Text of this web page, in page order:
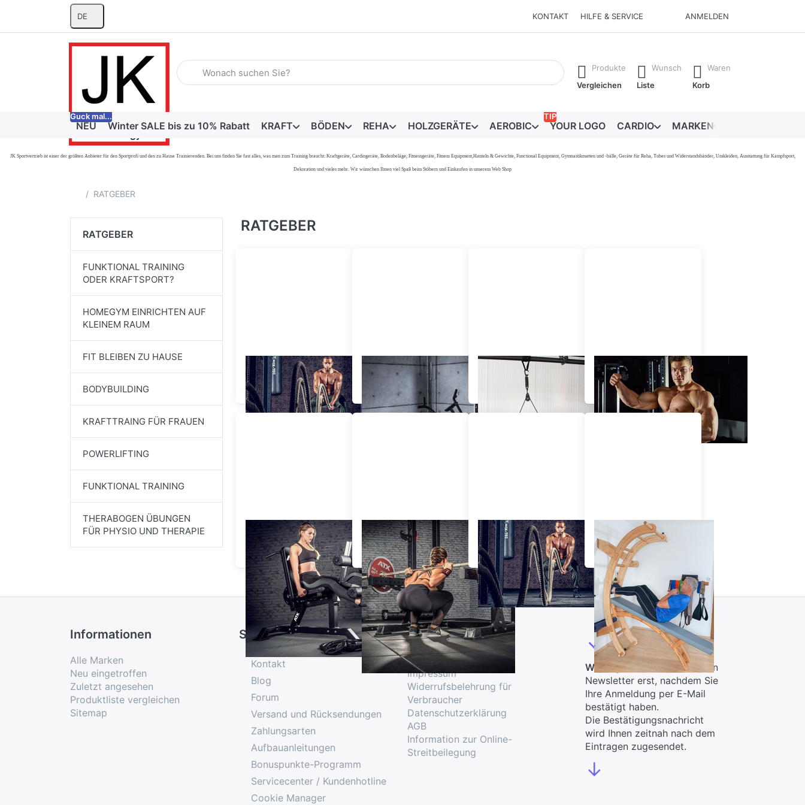
DE KONTAKT HILFE & SERVICE ANMELDEN
Geben Sie einen Suchbegriff ein. Während Sie tippen, erscheinen automatisch erste Ergebnisse. Drücken Sie die Eingabetaste, um alle Ergebnisse
Produkte
Vergleichen
Wunsch
Liste
Waren
Korb
NEU
Guck mal...
Winter SALE bis zu 10% Rabatt KRAFT BÖDEN REHA HOLZGERÄTE AEROBIC YOUR LOGO
TIP
CARDIO MARKEN
JK Sportvertrieb ist einer der größten Anbieter für den Sportprofi und den zu Hause Trainierenden. Bei uns finden Sie fast alles, was man zum Training braucht: Kraftgeräte, Cardiogeräte, Bodenbeläge, Fitnessgeräte, Fitness Equipment,Hanteln & Gewichte, Functional Equipment, Gymnastikmatten und -bälle, Geräte für Reha, Tubes und Widerstandsbänder, Umkleiden, Ausstattung für Kampfsport,
Dekoration und vieles mehr. Wir wünschen Ihnen viel Spaß beim Stöbern und Einkaufen in unserem Web Shop
Startseite
RATGEBER
RATGEBER
FUNKTIONAL TRAINING
ODER KRAFTSPORT?
HOMEGYM EINRICHTEN AUF
KLEINEM RAUM
FIT BLEIBEN ZU HAUSE
BODYBUILDING
KRAFTTRAING FÜR FRAUEN
POWERLIFTING
FUNKTIONAL TRAINING
THERABOGEN ÜBUNGEN
FÜR PHYSIO UND THERAPIE
RATGEBER
FUNKTIONAL TRAINING
ODER KRAFTSPORT?
HOMEGYM
EINRICHTEN AUF
FIT BLEIBEN ZU HAUSE BODYBUILDING
KRAFTTRAING FÜR
FRAUEN
POWERLIFTING FUNKTIONAL TRAINING
THERABOGEN
ÜBUNGEN FÜR PHYSIO
UND THERAPIE
Informationen
Alle Marken
Neu eingetroffen
Zuletzt angesehen
Produktliste vergleichen
Sitemap
Service
Kontakt
Blog
Forum
Versand und Rücksendungen
Zahlungsarten
Aufbauanleitungen
Bonuspunkte-Programm
Servicecenter / Kundenhotline
Cookie Manager
Firma
Über uns
Impressum
Widerrufsbelehrung für
Verbraucher
Datenschutzerklärung
AGB
Information zur Online-
Streitbeilegung
↓
Wichtig: Sie erhalten unseren
Newsletter erst, nachdem Sie
Ihre Anmeldung per E-Mail
bestätigt haben.
Die Bestätigungsnachricht
wird Ihnen zeitnah nach dem
Eintragen zugesendet.
↓